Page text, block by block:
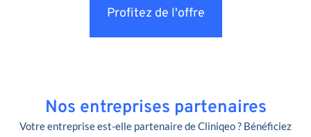
Profitez de l'offre
Nos entreprises partenaires
Votre entreprise est-elle partenaire de Cliniqeo ? Bénéficiez